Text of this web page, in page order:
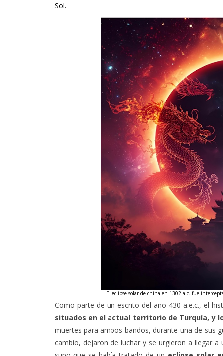
Sol.
El eclipse solar de china en 1302 a.c. fue
Como parte de un escrito del año 430 a.e.c., el
situados en el actual territorio de Turquía, y
muertes para ambos bandos, durante una de sus
cambio, dejaron de luchar y se urgieron a llegar a
supo que se había tratado de un eclipse solar